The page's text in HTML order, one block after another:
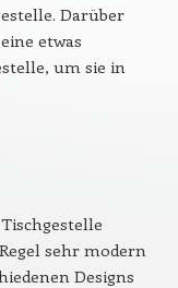
Darüber
etwas
um sie in
sehr modern
Designs